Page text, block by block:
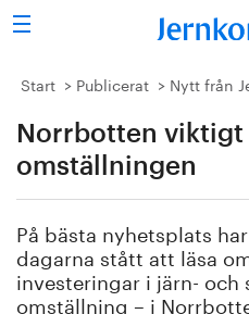
Sök
Stålindustrin
Vision 2050
Energi/miljö
Vi tycker
Start Publicerat Nytt från
Norrbotten viktigt
omställningen
På bästa nyhetsplats
dagarna stått att läsa
investeringar i järn- och
omställning – i